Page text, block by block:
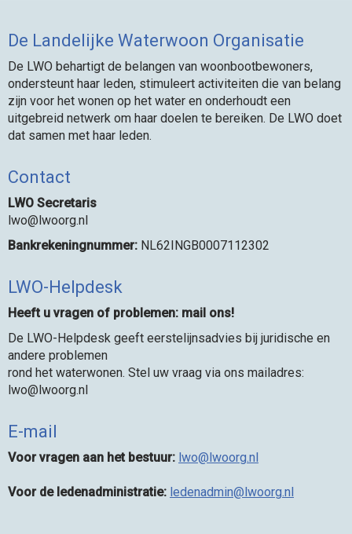
De Landelijke Waterwoon Organisatie
De LWO behartigt de belangen van woonbootbewoners,
ondersteunt haar leden, stimuleert activiteiten die van belang
zijn voor het wonen op het water en onderhoudt een
uitgebreid netwerk om haar doelen te bereiken. De LWO doet
dat samen met haar leden.
Contact
LWO Secretaris
owl@lwoorg.nl
Bankrekeningnummer: NL62INGB0007112302
LWO-Helpdesk
Heeft u vragen of problemen: mail ons!
De LWO-Helpdesk geeft eerstelijnsadvies bij juridische en
andere problemen
rond het waterwonen. Stel uw vraag via ons mailadres:
owl@lwoorg.nl
E-mail
Voor vragen aan het bestuur: owl@lwoorg.nl
Voor de ledenadministratie: nimdanedel@lwoorg.nl